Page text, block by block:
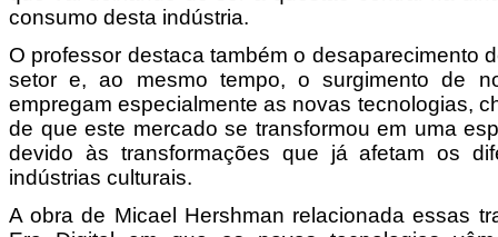
consumo desta indústria.
O professor destaca também o desaparecimento
setor e, ao mesmo tempo, o surgimento de
empregam especialmente as novas tecnologias,
de que este mercado se transformou em uma
devido às transformações que já afetam os
indústrias culturais.
A obra de Micael Hershman relacionada essas